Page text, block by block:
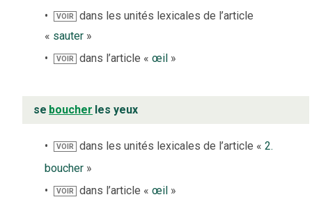
VOIR
dans les unités lexicales de l’article
« sauter »
VOIR dans l’article «œil »
se boucher les yeux
VOIR dans les unités lexicales de l’article «2.
boucher »
VOIR dans l’article «œil »